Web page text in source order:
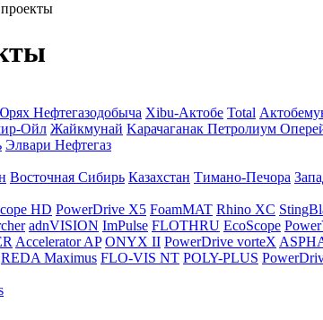
Нефтегазодобыча Xibu-Актобе Total
Ойл Жайкмунай Kарачаганак Петролиум
Элвари Нефтегаз
Восточная Сибирь Казахстан Тимано-Печора
HD PowerDrive X5 FoamMAT Rhino XC
adnVISION ImPulse FLOTHRU EcoScope
Accelerator AP ONYX II PowerDrive vorteX
REDA Maximus FLO-VIS NT POLY-PLUS